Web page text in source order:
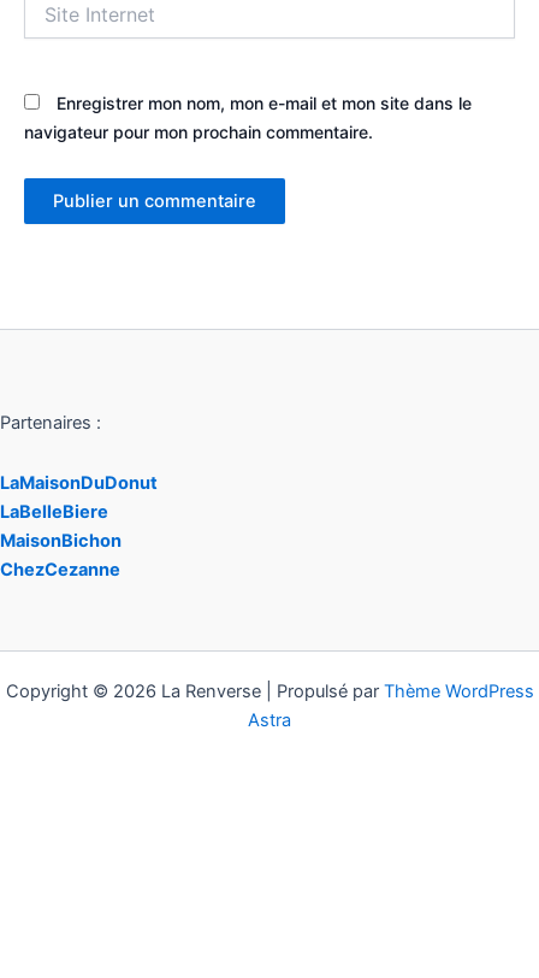
Internet
Enregistrer mon nom, mon e-mail et mon site dans le
navigateur pour mon prochain commentaire.
Partenaires :
LaMaisonDuDonut
LaBelleBiere
MaisonBichon
ChezCezanne
Copyright © 2026 La Renverse | Propulsé par Thème WordPress
Astra